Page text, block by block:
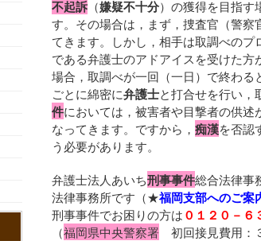
不起訴 （嫌疑不十分）の獲得を目指す
す。その場合は，まず，捜査官（警
てきます。しかし，相手は取調べの
である弁護士のアドアイスを受けた
場合，取調べが一回（一日）で終わ
ごとに綿密に弁護士と打合せを行い，
件においては，被害者や目撃者の供述
なってきます。ですから， 痴漢を否認
う必要があります。
弁護士法人あいち刑事事件総合法律事
法律事務所です（★福岡支部へのご案
刑事事件でお困りの方は０１２０－６
（福岡県中央警察署 初回接見費用：